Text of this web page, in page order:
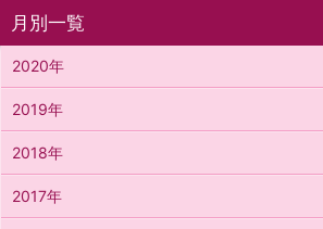
月別一覧
2020年
2019年
2018年
2017年